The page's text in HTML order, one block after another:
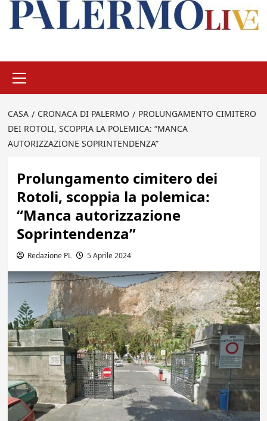
principale
CASA CRONACA DI PALERMO
PROLUNGAMENTO CIMITERO
DEI ROTOLI, SCOPPIA LA POLEMICA: “MANCA
AUTORIZZAZIONE SOPRINTENDENZA”
Prolungamento cimitero dei
Rotoli, scoppia la polemica:
“Manca autorizzazione
Soprintendenza”
Redazione PL 5 Aprile 2024